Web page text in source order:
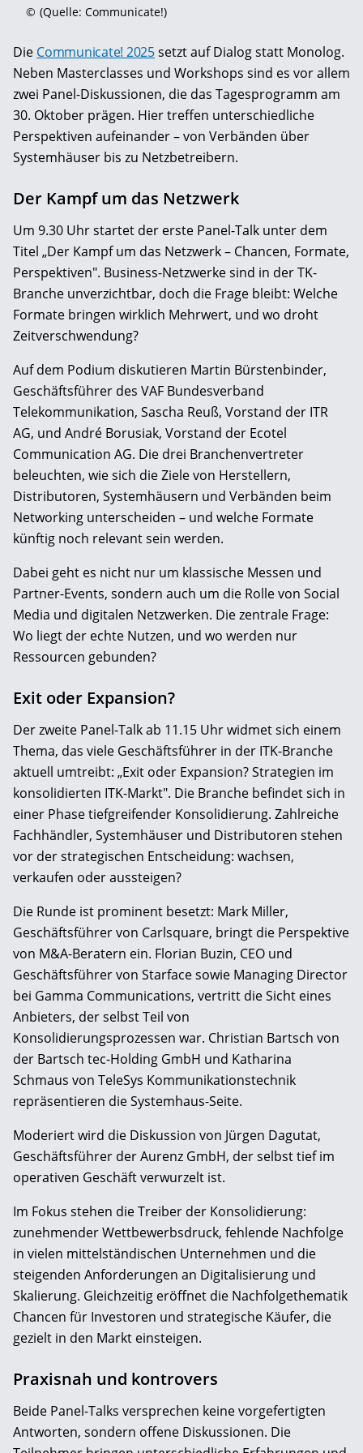
© (Quelle: Communicate!)
Die Communicate! 2025setzt auf Dialog statt Monolog.
Neben Masterclasses und Workshops sind es vor allem
zwei Panel-Diskussionen, die das Tagesprogramm am
30. Oktober prägen. Hier treffen unterschiedliche
Perspektiven aufeinander – von Verbänden über
Systemhäuser bis zu Netzbetreibern.
Der Kampf um das Netzwerk
Um 9.30 Uhr startet der erste Panel-Talk unter dem
Titel „Der Kampf um das Netzwerk – Chancen, Formate,
Perspektiven". Business-Netzwerke sind in der TK-
Branche unverzichtbar, doch die Frage bleibt: Welche
Formate bringen wirklich Mehrwert, und wo droht
Zeitverschwendung?
Auf dem Podium diskutieren Martin Bürstenbinder,
Geschäftsführer des VAF Bundesverband
Telekommunikation, Sascha Reuß, Vorstand der ITR
AG, und André Borusiak, Vorstand der Ecotel
Communication AG. Die drei Branchenvertreter
beleuchten, wie sich die Ziele von Herstellern,
Distributoren, Systemhäusern und Verbänden beim
Networking unterscheiden – und welche Formate
künftig noch relevant sein werden.
Dabei geht es nicht nur um klassische Messen und
Partner-Events, sondern auch um die Rolle von Social
Media und digitalen Netzwerken. Die zentrale Frage:
Wo liegt der echte Nutzen, und wo werden nur
Ressourcen gebunden?
Exit oder Expansion?
Der zweite Panel-Talk ab 11.15 Uhr widmet sich einem
Thema, das viele Geschäftsführer in der ITK-Branche
aktuell umtreibt: „Exit oder Expansion? Strategien im
konsolidierten ITK-Markt". Die Branche befindet sich in
einer Phase tiefgreifender Konsolidierung. Zahlreiche
Fachhändler, Systemhäuser und Distributoren stehen
vor der strategischen Entscheidung: wachsen,
verkaufen oder aussteigen?
Die Runde ist prominent besetzt: Mark Miller,
Geschäftsführer von Carlsquare, bringt die Perspektive
von M&A-Beratern ein. Florian Buzin, CEO und
Geschäftsführer von Starface sowie Managing Director
bei Gamma Communications, vertritt die Sicht eines
Anbieters, der selbst Teil von
Konsolidierungsprozessen war. Christian Bartsch von
der Bartsch tec-Holding GmbH und Katharina
Schmaus von TeleSys Kommunikationstechnik
repräsentieren die Systemhaus-Seite.
Moderiert wird die Diskussion von Jürgen Dagutat,
Geschäftsführer der Aurenz GmbH, der selbst tief im
operativen Geschäft verwurzelt ist.
Im Fokus stehen die Treiber der Konsolidierung:
zunehmender Wettbewerbsdruck, fehlende Nachfolge
in vielen mittelständischen Unternehmen und die
steigenden Anforderungen an Digitalisierung und
Skalierung. Gleichzeitig eröffnet die Nachfolgethematik
Chancen für Investoren und strategische Käufer, die
gezielt in den Markt einsteigen.
Praxisnah und kontrovers
Beide Panel-Talks versprechen keine vorgefertigten
Antworten, sondern offene Diskussionen. Die